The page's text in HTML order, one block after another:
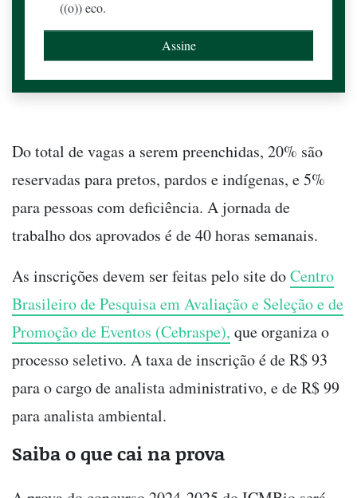
((o)) eco.
Do total de vagas a serem preenchidas, 20% são
reservadas para pretos, pardos e indígenas, e 5%
para pessoas com deficiência. A jornada de
trabalho dos aprovados é de 40 horas semanais.
As inscrições devem ser feitas pelo site doCentro
Brasileiro de Pesquisa em Avaliação e Seleção e de
Promoção de Eventos (Cebraspe), que organiza o
processo seletivo. A taxa de inscrição é de R$ 93
para o cargo de analista administrativo, e de R$ 99
para analista ambiental.
Saiba o que cai na prova